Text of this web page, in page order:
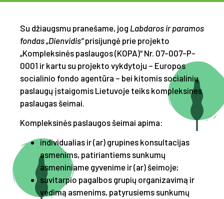
Su džiaugsmu pranešame, jog Labdaros ir paramos
fondas „Dienvidis“prisijungė prie projekto
„Kompleksinės paslaugos (KOPA)“ Nr. 07-007-P-
0001 ir kartu su projekto vykdytoju – Europos
socialinio fondo agentūra – bei kitomis socialinių
paslaugų įstaigomis Lietuvoje teiks kompleksines
paslaugas šeimai.
Kompleksinės paslaugos šeimai apima:
individualias ir (ar) grupines konsultacijas
asmenims, patiriantiems sunkumų
asmeniniame gyvenime ir (ar) šeimoje;
savitarpio pagalbos grupių organizavimą ir
vedimą asmenims, patyrusiems sunkumų